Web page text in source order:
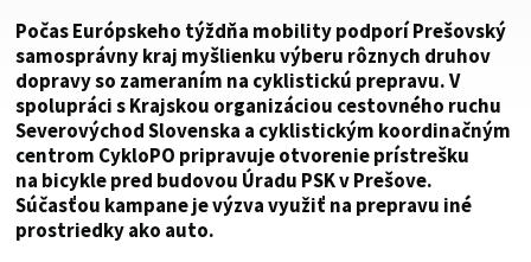
Počas Európskeho týždňa mobility podporí Prešovský
samosprávny kraj myšlienku výberu rôznych druhov
dopravy so zameraním na cyklistickú prepravu. V
spolupráci s Krajskou organizáciou cestovného ruchu
Severovýchod Slovenska a cyklistickým koordinačným
centrom CykloPO pripravuje otvorenie prístrešku
na bicykle pred budovou Úradu PSK v Prešove.
Súčasťou kampane je výzva využiť na prepravu iné
prostriedky ako auto.